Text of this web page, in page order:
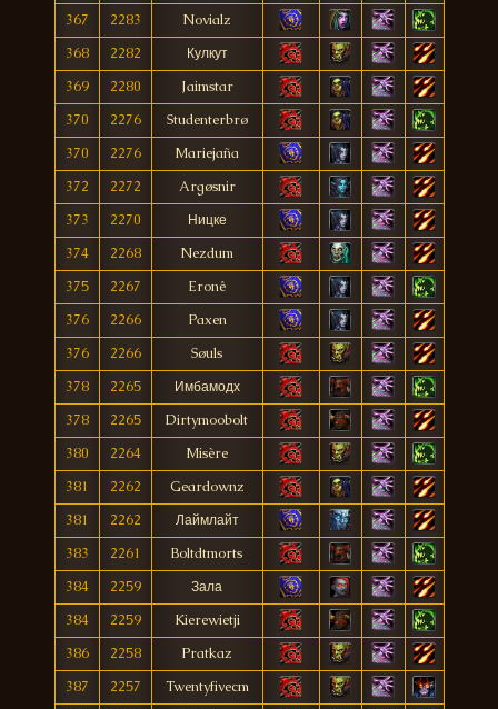
367
2283
Novialz
368
2282
Кулкут
369
2280
Jaimstar
370
2276
Studenterbrø
370
2276
Mariejaña
372
2272
Argøsnir
373
2270
Ницке
374
2268
Nezdum
375
2267
Eronê
376
2266
Paxen
376
2266
Søuls
378
2265
Имбамодх
378
2265
Dirtymoobolt
380
2264
Misère
381
2262
Geardownz
381
2262
Лаймлайт
383
2261
Boltdtmorts
384
2259
Зала
384
2259
Kierewietji
386
2258
Pratkaz
387
2257
Twentyfivecm